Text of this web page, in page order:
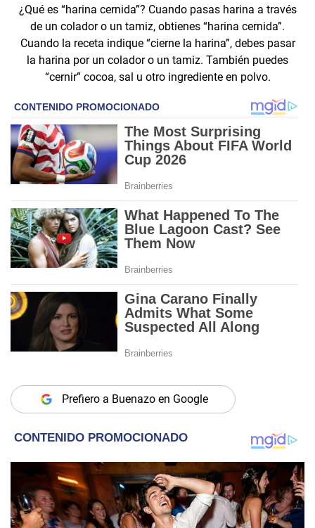
¿Qué es “harina cernida”? Cuando pasas harina a través
de un colador o un tamiz, obtienes “harina cernida”.
Cuando la receta indique “cierne la harina”, debes pasar
la harina por un colador o un tamiz. También puedes
“cernir” cocoa, sal u otro ingrediente en polvo.
Prefiero a Buenazo en Google